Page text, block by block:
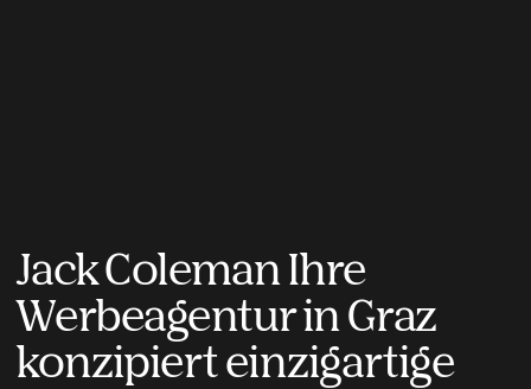
Jack Coleman Ihre
Werbeagentur in Graz
konzipiert einzigartige